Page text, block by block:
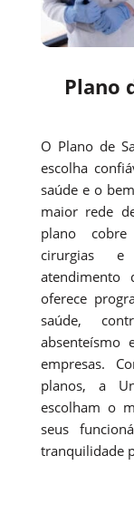
Plano
O Plano de
escolha
saúde e o
maior rede
plano cobre
cirurgias e
atendimento
oferece
saúde,
absenteísmo
empresas.
planos, a
escolham o
seus
tranquilidade